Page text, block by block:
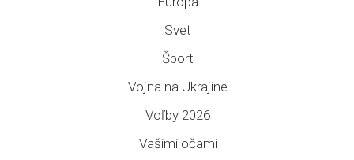
Svet
Šport
Vojna na Ukrajine
Voľby 2026
Vašimi očami